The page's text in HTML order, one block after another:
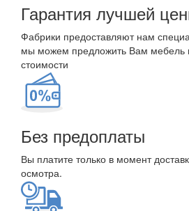
Гарантия лучшей
Фабрики предоставляют нам
мы можем предложить Вам мебель
стоимости
Без предоплаты
Вы платите только в момент
осмотра.